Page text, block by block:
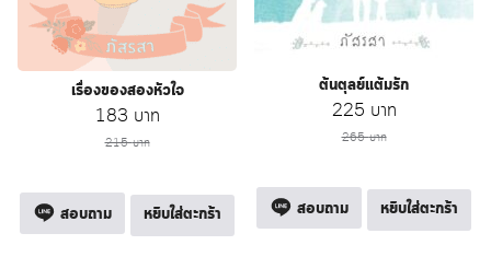
เรื่องของสองหัวใจ
215บาท
Original
price
215 บาท.
183 บาทCurrent
183 บาท.
สอบถาม หยิบใส่ตะกร้า
ต้นตุลย์แต้มรัก
265บาท
Original
price
265 บาท.
225 บาทCurrent
225 บาท.
สอบถาม หยิบใส่ตะกร้า